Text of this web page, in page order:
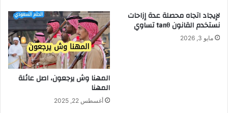
لإيجاد اتجاه محصلة عدة إزاحات
نستخدم القانون tanθ تساوي
مايو 3, 2026
المهنا وش يرجعون، اصل عائلة
المهنا
أغسطس 22, 2025